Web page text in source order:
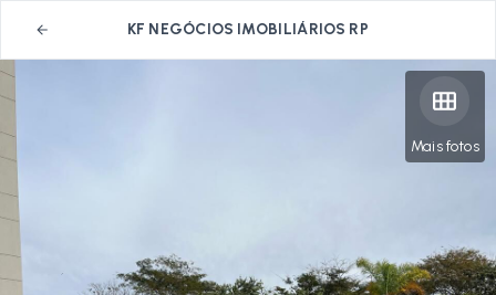
KF NEGÓCIOS IMOBILIÁRIOS RP
Mais fotos